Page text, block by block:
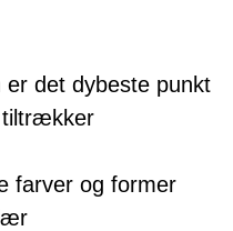
er det dybeste punkt
tiltrækker
farver og former